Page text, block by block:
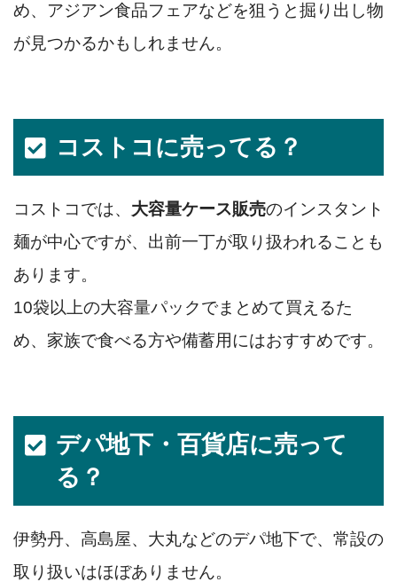
め、アジアン食品フェアなどを狙うと掘り出し物
が見つかるかもしれません。
コストコに売ってる？
コストコでは、 大容量ケース販売のインスタント
麺が中心ですが、出前一丁が取り扱われることも
あります。
10袋以上の大容量パックでまとめて買えるた
め、家族で食べる方や備蓄用にはおすすめです。
デパ地下・百貨店に売って
る？
伊勢丹、高島屋、大丸などのデパ地下で、常設の
取り扱いはほぼありません。